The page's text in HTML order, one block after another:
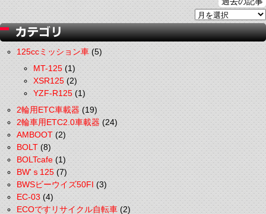
125ccミッション車(5)
MT-125(1)
XSR125(2)
YZF-R125(1)
2輪用ETC車載器(19)
2輪車用ETC2.0車載器(24)
AMBOOT(2)
BOLT(8)
BOLTcafe(1)
BW'ｓ125(7)
BWSビーウイズ50FI(3)
EC-03(4)
ECOですリサイクル自転車(2)